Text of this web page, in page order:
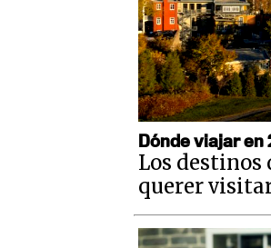
Dónde viajar en
Los destinos
querer